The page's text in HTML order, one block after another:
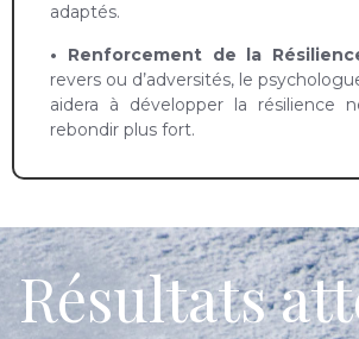
adaptés.
• Renforcement de la
revers ou d’adversités, le
aidera à développer la résilience
rebondir plus fort.
Résultats